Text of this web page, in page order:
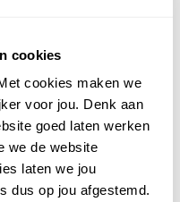
cookies
cookies maken we
voor jou. Denk aan
goed laten werken
we de website
laten we jou
dus op jou afgestemd.